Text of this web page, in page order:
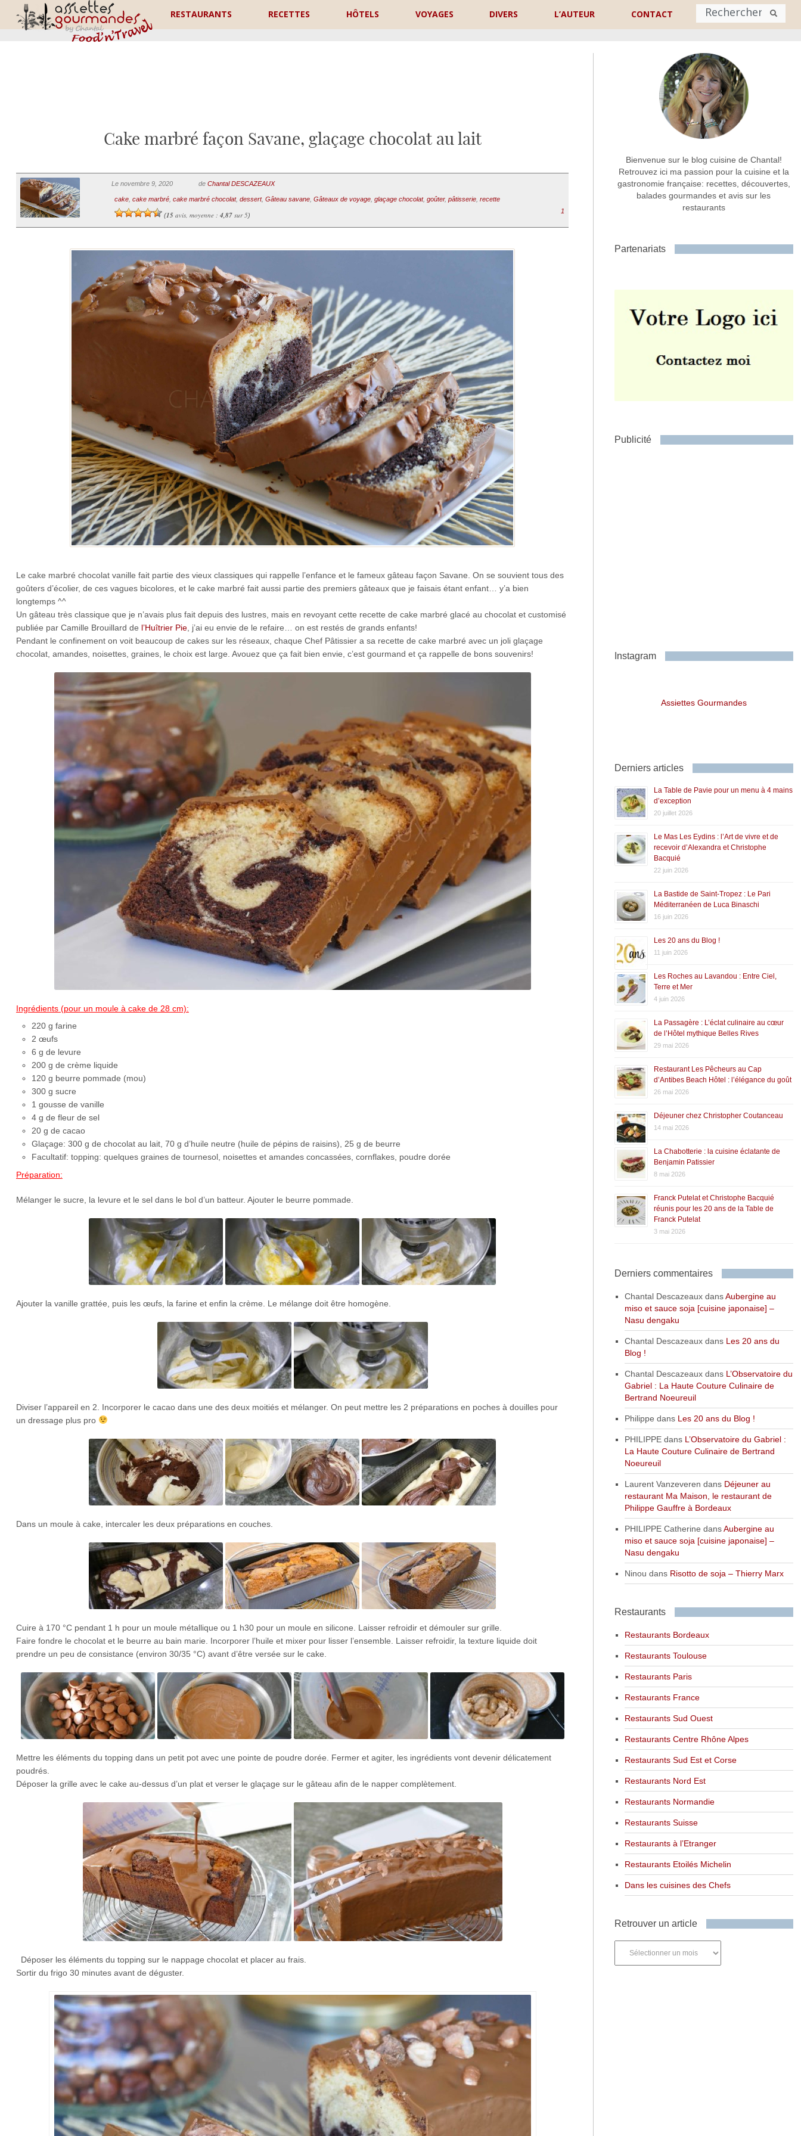
RESTAURANTS RECETTES HÔTELS VOYAGES DIVERS L’AUTEUR CONTACT
Nom
Commentaire ou message *
Cake marbré façon Savane, glaçage chocolat au lait
Le novembre 9, 2020 de Chantal DESCAZEAUX
cake, cake marbré, cake marbré chocolat, dessert, Gâteau savane, Gâteaux de voyage, glaçage chocolat, goûter, pâtisserie, recette
(15avis, moyenne : 4,87sur 5)
1
Le cake marbré chocolat vanille fait partie des vieux classiques qui rappelle l’enfance et le fameux gâteau façon Savane. On se souvient tous des
goûters d’écolier, de ces vagues bicolores, et le cake marbré fait aussi partie des premiers gâteaux que je faisais étant enfant… y’a bien
longtemps ^^
Un gâteau très classique que je n’avais plus fait depuis des lustres, mais en revoyant cette recette de cake marbré glacé au chocolat et customisé
publiée par Camille Brouillard de l’Huîtrier Pie, j’ai eu envie de le refaire… on est restés de grands enfants!
Pendant le confinement on voit beaucoup de cakes sur les réseaux, chaque Chef Pâtissier a sa recette de cake marbré avec un joli glaçage
chocolat, amandes, noisettes, graines, le choix est large. Avouez que ça fait bien envie, c’est gourmand et ça rappelle de bons souvenirs!
Ingrédients (pour un moule à cake de 28 cm):
220 g farine
2 œufs
6 g de levure
200 g de crème liquide
120 g beurre pommade (mou)
300 g sucre
1 gousse de vanille
4 g de fleur de sel
20 g de cacao
Glaçage: 300 g de chocolat au lait, 70 g d’huile neutre (huile de pépins de raisins), 25 g de beurre
Facultatif: topping: quelques graines de tournesol, noisettes et amandes concassées, cornflakes, poudre dorée
Préparation:
Mélanger le sucre, la levure et le sel dans le bol d’un batteur. Ajouter le beurre pommade.
Ajouter la vanille grattée, puis les œufs, la farine et enfin la crème. Le mélange doit être homogène.
Diviser l’appareil en 2. Incorporer le cacao dans une des deux moitiés et mélanger. On peut mettre les 2 préparations en poches à douilles pour
un dressage plus pro
Dans un moule à cake, intercaler les deux préparations en couches.
Cuire à 170 °C pendant 1 h pour un moule métallique ou 1 h30 pour un moule en silicone. Laisser refroidir et démouler sur grille.
Faire fondre le chocolat et le beurre au bain marie. Incorporer l’huile et mixer pour lisser l’ensemble. Laisser refroidir, la texture liquide doit
prendre un peu de consistance (environ 30/35 °C) avant d’être versée sur le cake.
Mettre les éléments du topping dans un petit pot avec une pointe de poudre dorée. Fermer et agiter, les ingrédients vont devenir délicatement
poudrés.
Déposer la grille avec le cake au-dessus d’un plat et verser le glaçage sur le gâteau afin de le napper complètement.
Déposer les éléments du topping sur le nappage chocolat et placer au frais.
Sortir du frigo 30 minutes avant de déguster.
Bienvenue sur le blog cuisine de Chantal!
Retrouvez ici ma passion pour la cuisine et la
gastronomie française: recettes, découvertes,
balades gourmandes et avis sur les
restaurants
Partenariats
Publicité
Instagram
Assiettes Gourmandes
Derniers articles
La Table de Pavie pour un menu à 4 mains
d’exception
20 juillet 2026
Le Mas Les Eydins : l’Art de vivre et de
recevoir d’Alexandra et Christophe
Bacquié
22 juin 2026
La Bastide de Saint-Tropez : Le Pari
Méditerranéen de Luca Binaschi
16 juin 2026
Les 20 ans du Blog !
11 juin 2026
Les Roches au Lavandou : Entre Ciel,
Terre et Mer
4 juin 2026
La Passagère : L’éclat culinaire au cœur
de l’Hôtel mythique Belles Rives
29 mai 2026
Restaurant Les Pêcheurs au Cap
d’Antibes Beach Hôtel : l’élégance du goût
26 mai 2026
Déjeuner chez Christopher Coutanceau
14 mai 2026
La Chabotterie : la cuisine éclatante de
Benjamin Patissier
8 mai 2026
Franck Putelat et Christophe Bacquié
réunis pour les 20 ans de la Table de
Franck Putelat
3 mai 2026
Derniers commentaires
Chantal DescazeauxdansAubergine au
miso et sauce soja [cuisine japonaise] –
Nasu dengaku
Chantal Descazeauxdans Les 20 ans du
Blog !
Chantal Descazeauxdans L’Observatoire du
Gabriel : La Haute Couture Culinaire de
Bertrand Noeureuil
Philippe dans Les 20 ans du Blog !
PHILIPPEdans L’Observatoire du Gabriel :
La Haute Couture Culinaire de Bertrand
Noeureuil
Laurent Vanzeveren dans Déjeuner au
restaurant Ma Maison, le restaurant de
Philippe Gauffre à Bordeaux
PHILIPPE Catherine dansAubergine au
miso et sauce soja [cuisine japonaise] –
Nasu dengaku
Ninou dans Risotto de soja – Thierry Marx
Restaurants
Restaurants Bordeaux
Restaurants Toulouse
Restaurants Paris
Restaurants France
Restaurants Sud Ouest
Restaurants Centre Rhône Alpes
Restaurants Sud Est et Corse
Restaurants Nord Est
Restaurants Normandie
Restaurants Suisse
Restaurants à l’Etranger
Restaurants Etoilés Michelin
Dans les cuisines des Chefs
Retrouver un article